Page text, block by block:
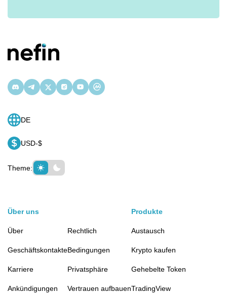
DE
USD-$
Theme:
Über uns
Über
Geschäftskontakte
Karriere
Ankündigungen
Rechtlich
Bedingungen
Privatsphäre
Vertrauen aufbauen
Produkte
Austausch
Krypto kaufen
Gehebelte Token
TradingView